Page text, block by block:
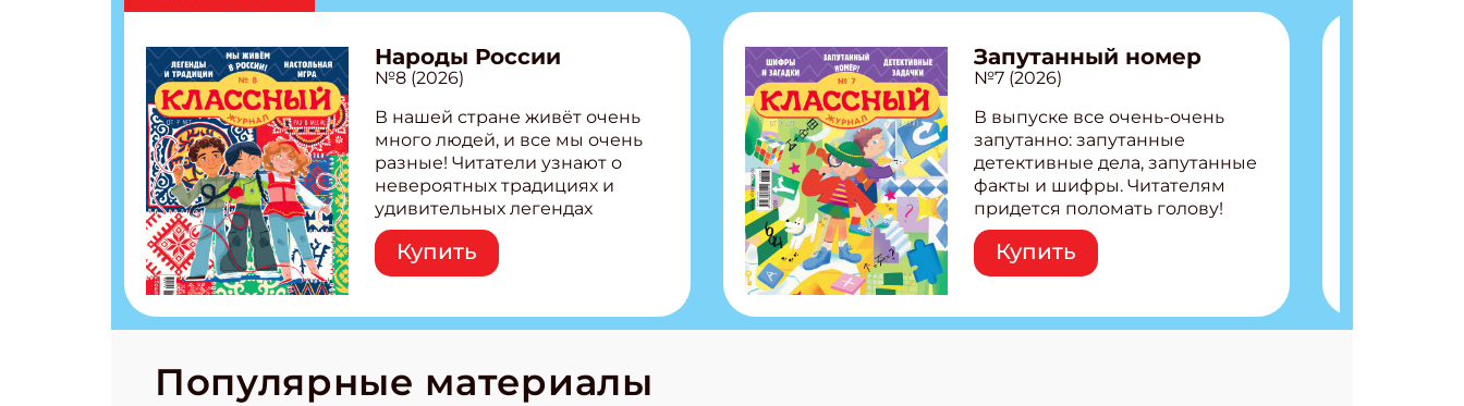
Народы России
№8 (2026)
В нашей стране живёт очень
много людей, и все мы очень
разные! Читатели узнают о
невероятных традициях и
удивительных легендах
народов России! Внутри:
Легенды татар, башкир и
бурятов Настольная игра
странные слова Традиционные
космические приключения!
Купить
Запутанный номер
№7 (2026)
В выпуске все очень-очень
запутанно: запутанные
детективные дела, запутанные
факты и шифры. Читателям
придется поломать голову!
Внутри: Шифры и
расшифровки Плетем
запутанные поделки
Ищем коды 3 комикса
Купить
Популярные материалы